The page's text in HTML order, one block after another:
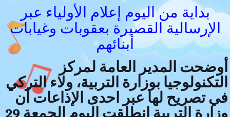
بداية من اليوم إعلام الأولياء عبر
الإرسالية القصيرة بعقوبات وغيابات
أبنائهم
أوضحت المدير العامة لمركز
التكنولوجيا بوزارة التربية، ولاء التركي
في تصريح لها عبر احدى الإذاعات أن
وزارة التربية انطلقت اليوم الجمعة 29